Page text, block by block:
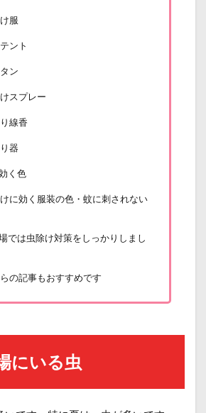
服
ント
ン
スプレー
線香
器
く色
に効く服装の色・蚊に刺されない
では虫除け対策をしっかりしまし
の記事もおすすめです
にいる虫